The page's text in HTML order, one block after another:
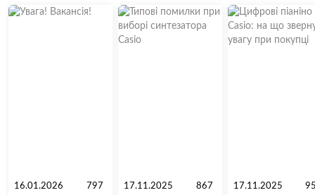
16.01.2026
797
17.11.2025
867
17.11.2025